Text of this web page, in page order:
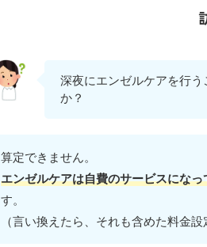
深夜にエンゼルケアを行
か？
算定できません。
エンゼルケアは自費のサービスにな
す。
（言い換えたら、それも含めた料金設